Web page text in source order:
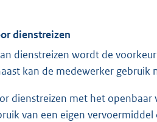
dienstreizen
dienstreizen wordt de
kan de medewerker gebruik
dienstreizen met het
van een eigen